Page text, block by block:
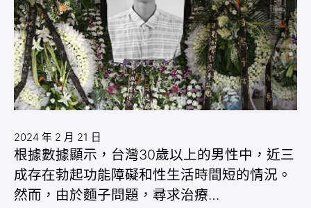
2024 年 2 月 21 日
根據數據顯示，台灣30歲以上的男性中，近三
成存在勃起功能障礙和性生活時間短的情況。
然而，由於麵子問題，尋求治療…